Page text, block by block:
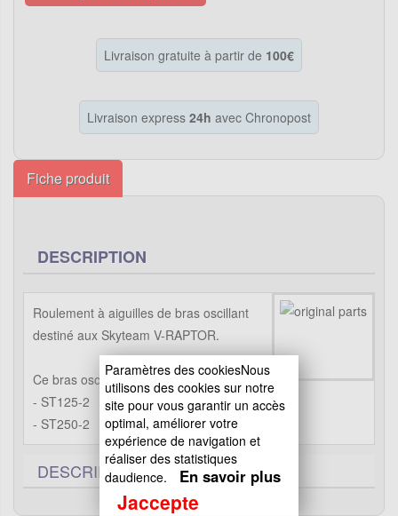
Livraison gratuite à partir de 100€
Livraison express 24h avec Chronopost
Fiche produit
DESCRIPTION
Roulement à aiguilles de bras oscillant
destiné aux Skyteam V-RAPTOR.
Ce bras oscillant s'adapte sur les Dax :
- ST125-2
- ST250-2
DESCRIPTIF TECHNIQUE0
Paramètres des cookiesNous
utilisons des cookies sur notre
site pour vous garantir un accès
optimal, améliorer votre
expérience de navigation et
réaliser des statistiques
daudience.
En savoir plus
Jaccepte